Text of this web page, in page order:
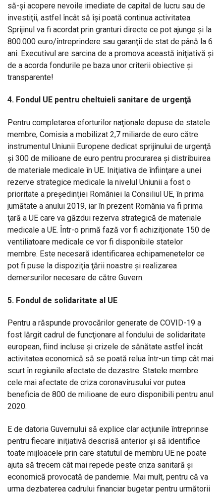
să-şi acopere nevoile imediate de capital de lucru sau de
investiţii, astfel încât să îşi poată continua activitatea.
Sprijinul va fi acordat prin granturi directe ce pot ajunge şi la
800.000 euro/întreprindere sau garanţii de stat de până la 6
ani. Executivul are sarcina de a promova această iniţiativă şi
de a acorda fondurile pe baza unor criterii obiective şi
transparente!
4. Fondul UE pentru cheltuieli sanitare de urgenţă
Pentru completarea eforturilor naţionale depuse de statele
membre, Comisia a mobilizat 2,7 miliarde de euro către
instrumentul Uniunii Europene dedicat sprijinului de urgenţă
şi 300 de milioane de euro pentru procurarea şi distribuirea
de materiale medicale în UE. Iniţiativa de înfiinţare a unei
rezerve strategice medicale la nivelul Uniunii a fost o
prioritate a preşedinţiei României la Consiliul UE, în prima
jumătate a anului 2019, iar în prezent România va fi prima
ţară a UE care va găzdui rezerva strategică de materiale
medicale a UE. Într-o primă fază vor fi achiziţionate 150 de
ventiliatoare medicale ce vor fi disponibile statelor
membre. Este necesară identificarea echipamenetelor ce
pot fi puse la dispoziţia ţării noastre şi realizarea
demersurilor necesare de către Guvern.
5. Fondul de solidaritate al UE
Pentru a răspunde provocărilor generate de COVID-19 a
fost lărgit cadrul de funcţionare al fondului de solidaritate
european, fiind incluse şi crizele de sănătate astfel încât
activitatea economică să se poată relua într-un timp cât mai
scurt în regiunile afectate de dezastre. Statele membre
cele mai afectate de criza coronavirusului vor putea
beneficia de 800 de milioane de euro disponibili pentru anul
2020.
E de datoria Guvernului să explice clar acţiunile întreprinse
pentru fiecare iniţiativă descrisă anterior şi să identifice
toate mijloacele prin care statutul de membru UE ne poate
ajuta să trecem cât mai repede peste criza sanitară şi
economică provocată de pandemie. Mai mult, pentru că va
urma dezbaterea cadrului financiar bugetar pentru următorii